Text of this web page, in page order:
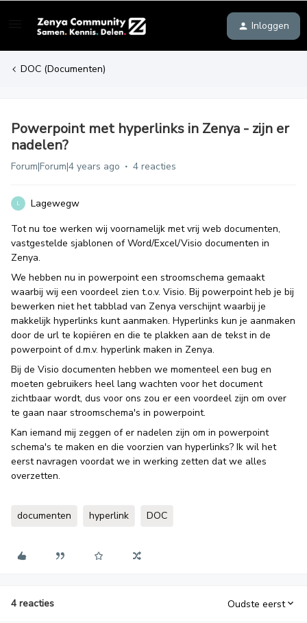
Inloggen
DOC (Documenten)
Powerpoint met hyperlinks in Zenya - zijn er
nadelen?
Forum|Forum|4 years ago 4 reacties
L
Lagewegw
Tot nu toe werken wij voornamelijk met vrij web documenten,
vastgestelde sjablonen of Word/Excel/Visio documenten in
Zenya.
We hebben nu in powerpoint een stroomschema gemaakt
waarbij wij een voordeel zien t.o.v. Visio. Bij powerpoint heb je bij
bewerken niet het tabblad van Zenya verschijnt waarbij je
makkelijk hyperlinks kunt aanmaken. Hyperlinks kun je aanmaken
door de url te kopiëren en die te plakken aan de tekst in de
powerpoint of d.m.v. hyperlink maken in Zenya.
Bij de Visio documenten hebben we momenteel een bug en
moeten gebruikers heel lang wachten voor het document
zichtbaar wordt, dus voor ons zou er een voordeel zijn om over
te gaan naar stroomschema's in powerpoint.
Kan iemand mij zeggen of er nadelen zijn om in powerpoint
schema's te maken en die voorzien van hyperlinks? Ik wil het
eerst navragen voordat we in werking zetten dat we alles
overzetten.
documenten hyperlink DOC
4 reacties Oudste eerst